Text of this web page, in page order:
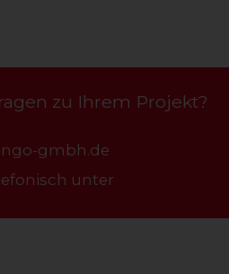
zu Ihrem Projekt?
gmbh.de
unter